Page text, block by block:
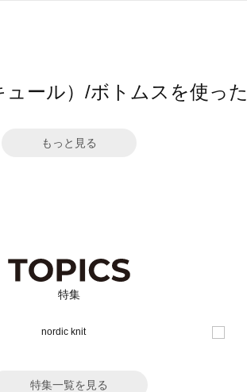
ュール）/ボトムスを使っ
もっと見る
特集
特集一覧を見る